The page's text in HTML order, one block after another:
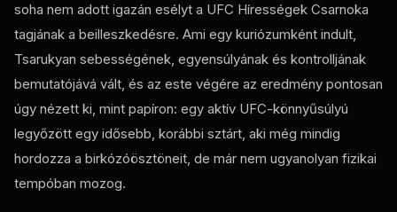
soha nem adott igazán esélyt a UFC Hírességek Csarnoka
tagjának a beilleszkedésre. Ami egy kuriózumként indult,
Tsarukyan sebességének, egyensúlyának és kontrolljának
bemutatójává vált, és az este végére az eredmény pontosan
úgy nézett ki, mint papíron: egy aktív UFC-könnyűsúlyú
legyőzött egy idősebb, korábbi sztárt, aki még mindig
hordozza a birkózóösztöneit, de már nem ugyanolyan fizikai
tempóban mozog.